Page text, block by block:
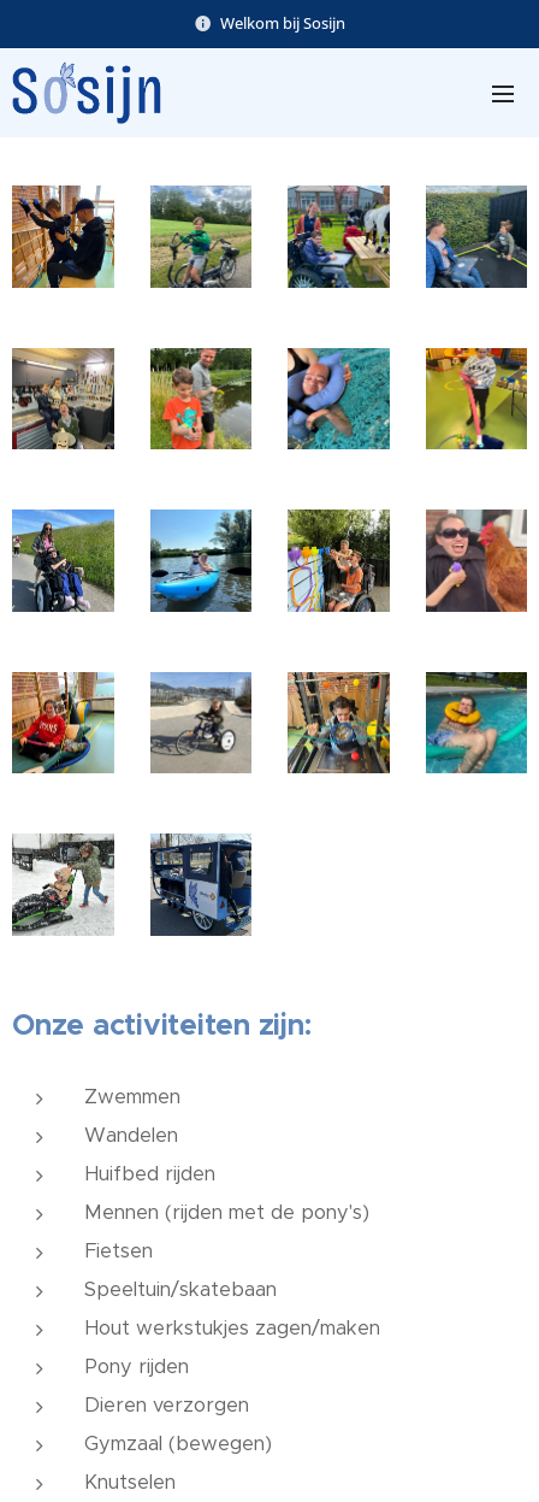
Welkom bij Sosijn
Onze activiteiten zijn:
Zwemmen
Wandelen
Huifbed rijden
Mennen (rijden met de pony's)
Fietsen
Speeltuin/skatebaan
Hout werkstukjes zagen/maken
Pony rijden
Dieren verzorgen
Gymzaal (bewegen)
Knutselen